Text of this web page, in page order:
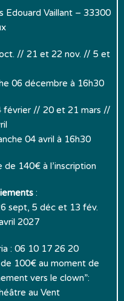
Edouard Vaillant – 33300
// 21 et 22 nov. // 5 et
06 décembre à 16h30
// 20 et 21 mars //
04 avril à 16h30
140€ à l’inscription
:
sept, 5 déc et 13 fév.
2027
: 06 10 17 26 20
100€ au moment de
vers le clown”:
au Vent